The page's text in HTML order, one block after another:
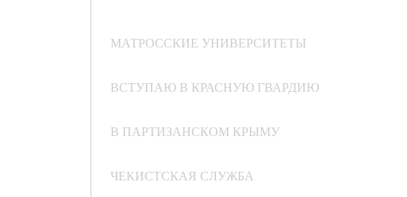
МАТРОССКИЕ УНИВЕРСИТЕТЫ
ВСТУПАЮ В КРАСНУЮ ГВАРДИЮ
В ПАРТИЗАНСКОМ КРЫМУ
ЧЕКИСТСКАЯ СЛУЖБА